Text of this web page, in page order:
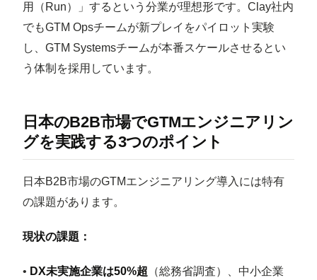
用（Run）」するという分業が理想形です。Clay社内
でもGTM Opsチームが新プレイをパイロット実験
し、GTM Systemsチームが本番スケールさせるとい
う体制を採用しています。
日本のB2B市場でGTMエンジニアリン
グを実践する3つのポイント
日本B2B市場のGTMエンジニアリング導入には特有
の課題があります。
現状の課題：
• DX未実施企業は50%超 （総務省調査）、中小企業